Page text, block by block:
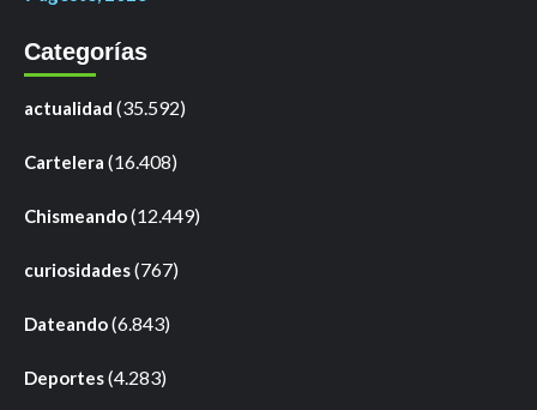
Categorías
actualidad (35.592)
Cartelera (16.408)
Chismeando(12.449)
curiosidades(767)
Dateando(6.843)
Deportes(4.283)